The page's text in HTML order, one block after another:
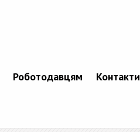
Роботодавцям Контакти